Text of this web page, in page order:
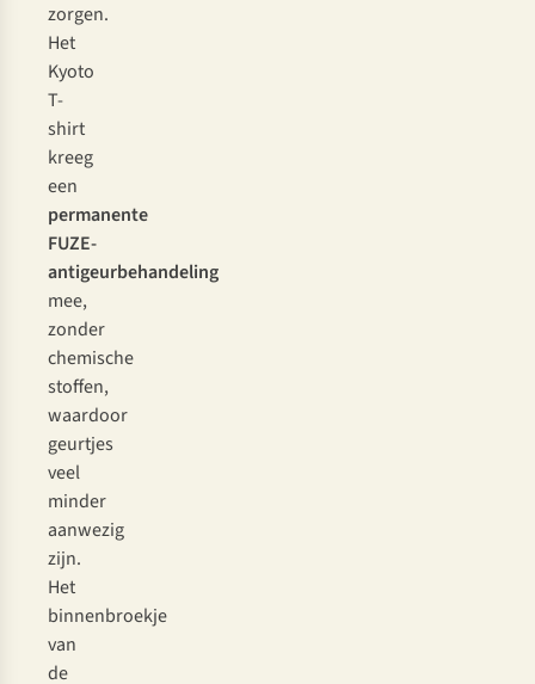
zorgen.
Het
Kyoto
T-
shirt
kreeg
een
permanente
FUZE-
antigeurbehandeling
mee,
zonder
chemische
stoffen,
waardoor
geurtjes
veel
minder
aanwezig
zijn.
Het
binnenbroekje
van
de